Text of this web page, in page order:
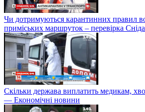
Чи дотримуються карантинних правил
приміських маршруток – перевірка
Скільки держава виплатить медикам,
— Економічні новини